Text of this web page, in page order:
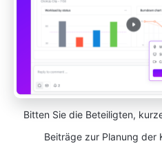
Bitten Sie die Beteiligten,
Beiträge zur Planung der